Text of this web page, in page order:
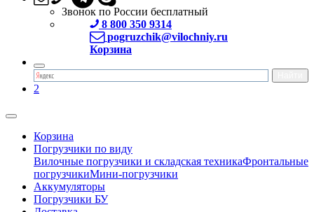
Звонок по России бесплатный
8 800 350 9314
pogruzchik@vilochniy.ru
Корзина
2
Корзина
Погрузчики по виду
Вилочные погрузчики и складская техникаФронтальные
погрузчикиМини-погрузчики
Аккумуляторы
Погрузчики БУ